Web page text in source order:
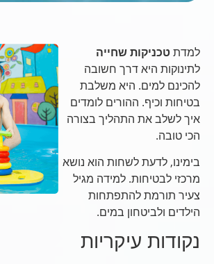
למדתטכניקות שחייה
לתינוקות היא דרך חשובה
להכינם למים. היא משלבת
בטיחות וכיף. ההורים לומדים
איך לשלב את התהליך בצורה
הכי טובה.
בימינו, לדעת לשחות הוא נושא
מרכזי לבטיחות. למידה מגיל
צעיר תורמת להתפתחות
הילדים ולביטחון במים.
נקודות עיקריות